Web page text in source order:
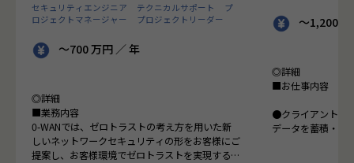
セキュリティエンジニア テクニカルサポート
プ
ロジェクトマネージャー
プロジェクトリーダー
～700 万円 ／ 年
◎詳細
■業務内容
0-WANでは、ゼロトラストの考え方を用いた新
しいネットワークセキュリティの形をお客様にご
提案し、お客様環境でゼロトラストを実現するた
～1,200
◎詳細
■お仕事内容
●クライアントの
データを蓄積・加